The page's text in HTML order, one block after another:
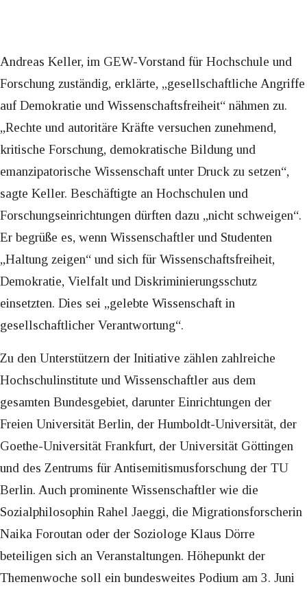
Andreas Keller, im GEW-Vorstand für Hochschule und
Forschung zuständig, erklärte, „gesellschaftliche Angriffe
auf Demokratie und Wissenschaftsfreiheit“ nähmen zu.
„Rechte und autoritäre Kräfte versuchen zunehmend,
kritische Forschung, demokratische Bildung und
emanzipatorische Wissenschaft unter Druck zu setzen“,
sagte Keller. Beschäftigte an Hochschulen und
Forschungseinrichtungen dürften dazu „nicht schweigen“.
Er begrüße es, wenn Wissenschaftler und Studenten
„Haltung zeigen“ und sich für Wissenschaftsfreiheit,
Demokratie, Vielfalt und Diskriminierungsschutz
einsetzten. Dies sei „gelebte Wissenschaft in
gesellschaftlicher Verantwortung“.
Zu den Unterstützern der Initiative zählen zahlreiche
Hochschulinstitute und Wissenschaftler aus dem
gesamten Bundesgebiet, darunter Einrichtungen der
Freien Universität Berlin, der Humboldt-Universität, der
Goethe-Universität Frankfurt, der Universität Göttingen
und des Zentrums für Antisemitismusforschung der TU
Berlin. Auch prominente Wissenschaftler wie die
Sozialphilosophin Rahel Jaeggi, die Migrationsforscherin
Naika Foroutan oder der Soziologe Klaus Dörre
beteiligen sich an Veranstaltungen. Höhepunkt der
Themenwoche soll ein bundesweites Podium am 3. Juni